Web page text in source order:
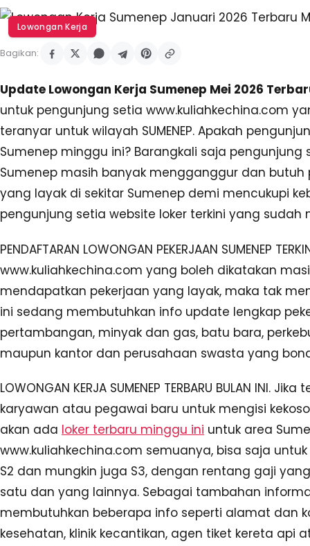
Lowongan Kerja
Bagikan:
Update Lowongan Kerja Sumenep Mei 2026
untuk pengunjung setia www.kuliahkechina.com
teranyar untuk wilayah SUMENEP. Apakah
Sumenep minggu ini? Barangkali saja pengunjung
Sumenep masih banyak mengganggur dan
yang layak di sekitar Sumenep demi mencukupi
pengunjung setia website loker terkini yang sudah
PENDAFTARAN LOWONGAN PEKERJAAN SUMENEP
www.kuliahkechina.com yang boleh dikatakan
mendapatkan pekerjaan yang layak, maka tak
ini sedang membutuhkan info update lengkap
pertambangan, minyak dan gas, batu bara,
maupun kantor dan perusahaan swasta yang
LOWONGAN KERJA SUMENEP TERBARU BULAN
karyawan atau pegawai baru untuk mengisi
akan ada loker terbaru minggu ini untuk area
www.kuliahkechina.com semuanya, bisa saja untuk
S2 dan mungkin juga S3, dengan rentang gaji
satu dan yang lainnya. Sebagai tambahan
membutuhkan beberapa info seperti alamat dan
kesehatan, klinik kecantikan, agen tiket kereta